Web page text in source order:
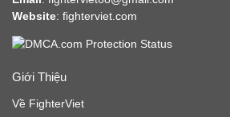
Website: fighterviet.com
Giới Thiệu
Về FighterViet